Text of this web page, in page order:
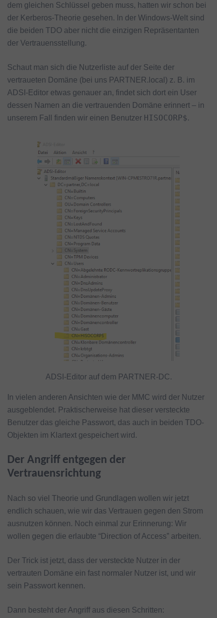
dem gleichen Schlüssel geben muss, hatten wir schon bei
der Kerberos-Theorie gesehen. In der Windows-Welt sind
die beiden TDO aber nicht die einzigen Repräsentanten
der Vertrauensstellung.
Schaut man sich die Nutzerliste auf der Seite der
vertraueten Domäne (bei uns PARTNER.local) z. B. im
ADSI-Editor etwas genauer an, findet sich dort ein User
dessen Namen an die vertrauenden Domäne erinnert – in
unserem Fall finden wir einen Benutzer HISOCORP$.
ADSI-Editor auf dem PARTNER-DC.
In vielen anderen Ansichten wie der MMC wird der Nutzer
ausgeblendet. Praktischerweise hat dieser versteckte
Benutzer das gleiche Passwort, das auch in beiden TDO-
Objekten im Klartext gespeichert wird.
Der Angriff entgegen der
Vertrauensrichtung
Nach so viel Theorie und Grundlagen wollen wir jetzt
endlich schauen, wie wir das Vertrauen gegen den Strom
ausnutzen können. Noch einmal zur Erinnerung: Wir
wollen gegen die erlaubte “Direction of Access” arbeiten.
Der Trick ist jetzt, dass der versteckte Nutzer in der
vertrauten Domäne ein fast normaler Nutzer ist, und wir
sein Passwort kennen.
Dann besteht der Angriff aus diesen Schritten: